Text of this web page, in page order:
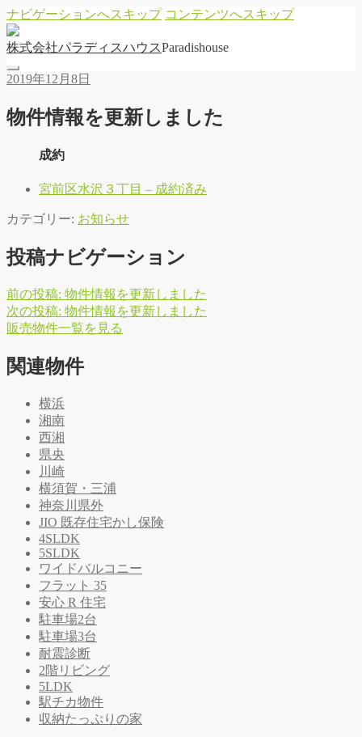
ナビゲーションへスキップ コンテンツへスキップ
株式会社パラディ スハウ スParadishouse
2019年12月8日
物件情報を更新しました
成約
宮前区水沢３丁目 – 成約済み
カテゴリー: お知らせ
投稿ナビゲーション
前の投稿: 物件情報を更新しました
次の投稿: 物件情報を更新しました
販売物件一覧を 見る
関連物件
横浜
湘南
西湘
県央
川崎
横須賀・三浦
神奈川県外
JIO 既存住宅かし保険
4SLDK
5SLDK
ワイドバルコニー
フラット 35
安心 R 住宅
駐車場2台
駐車場3台
耐震診断
2階リビング
5LDK
駅チカ物件
収納たっぷりの家